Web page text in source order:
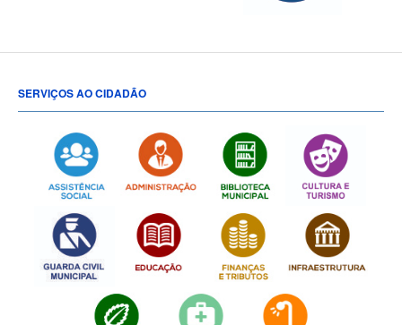
SERVIÇOS AO CIDADÃO